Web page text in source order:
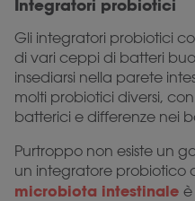
Integratori probiotici
Gli integratori probiotici
di vari ceppi di batteri
insediarsi nella parete
molti probiotici diversi,
batterici e differenze nei
Purtroppo non esiste un
un integratore probiotico
microbiota intestinale è